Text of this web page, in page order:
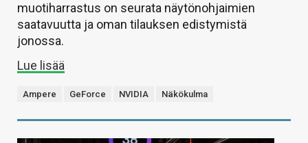
muotiharrastus on seurata näytönohjaimien
saatavuutta ja oman tilauksen edistymistä
jonossa.
Lue lisää
Ampere GeForce NVIDIA Näkökulma